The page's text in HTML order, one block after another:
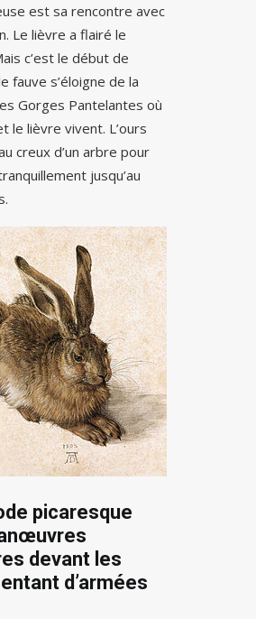
est sa rencontre avec
Le lièvre a flairé le
c’est le début de
fauve s’éloigne de la
Gorges Pantelantes où
le lièvre vivent. L’ours
creux d’un arbre pour
jusqu’au
picaresque
devant les
d’armées